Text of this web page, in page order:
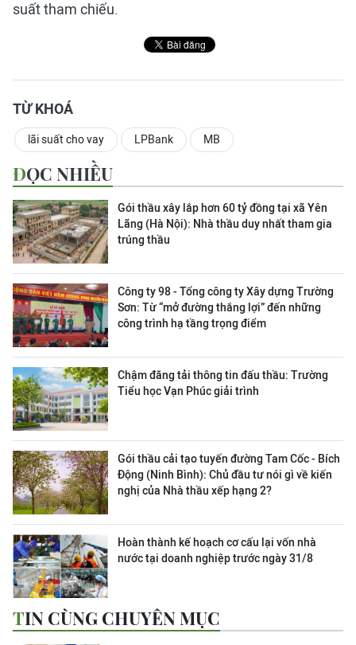
suất tham chiếu.
TỪ KHOÁ
lãi suất cho vay LPBank MB
ĐỌC NHIỀU
Gói thầu xây lắp hơn 60 tỷ đồng tại xã Yên
Lãng (Hà Nội): Nhà thầu duy nhất tham gia
trúng thầu
Công ty 98 - Tổng công ty Xây dựng Trường
Sơn: Từ “mở đường thắng lợi” đến những
công trình hạ tầng trọng điểm
Chậm đăng tải thông tin đấu thầu: Trường
Tiểu học Vạn Phúc giải trình
Gói thầu cải tạo tuyến đường Tam Cốc - Bích
Động (Ninh Bình): Chủ đầu tư nói gì về kiến
nghị của Nhà thầu xếp hạng 2?
Hoàn thành kế hoạch cơ cấu lại vốn nhà
nước tại doanh nghiệp trước ngày 31/8
TIN CÙNG CHUYÊN MỤC